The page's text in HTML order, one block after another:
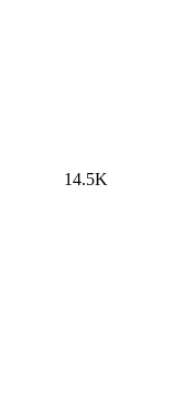
14.5K